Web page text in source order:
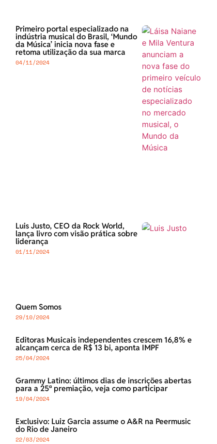
Primeiro portal especializado na
indústria musical do Brasil, ‘Mundo
da Música’ inicia nova fase e
retoma utilização da sua marca
04/11/2024
Luis Justo, CEO da Rock World,
lança livro com visão prática sobre
liderança
01/11/2024
Quem Somos
29/10/2024
Editoras Musicais independentes crescem 16,8% e
alcançam cerca de R$ 13 bi, aponta IMPF
25/04/2024
Grammy Latino: últimos dias de inscrições abertas
para a 25ª premiação, veja como participar
19/04/2024
Exclusivo: Luiz Garcia assume o A&R na Peermusic
do Rio de Janeiro
22/03/2024